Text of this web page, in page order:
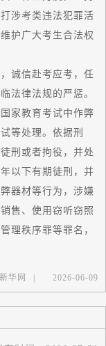
涉考类违法犯罪活
护广大考生合法权
诚信赴考应考，任
法律法规的严惩。
国家教育考试中作弊
等处理。依据刑
刑或者拘役，并处
以下有期徒刑，并
器材等行为，涉嫌
售、使用窃听窃照
理秩序罪等罪名，
新华网 2026-06-09